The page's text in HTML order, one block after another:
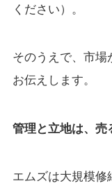
ください）。
そのうえで、市場
お伝えします。
管理と立地は、売
エムズは大規模修